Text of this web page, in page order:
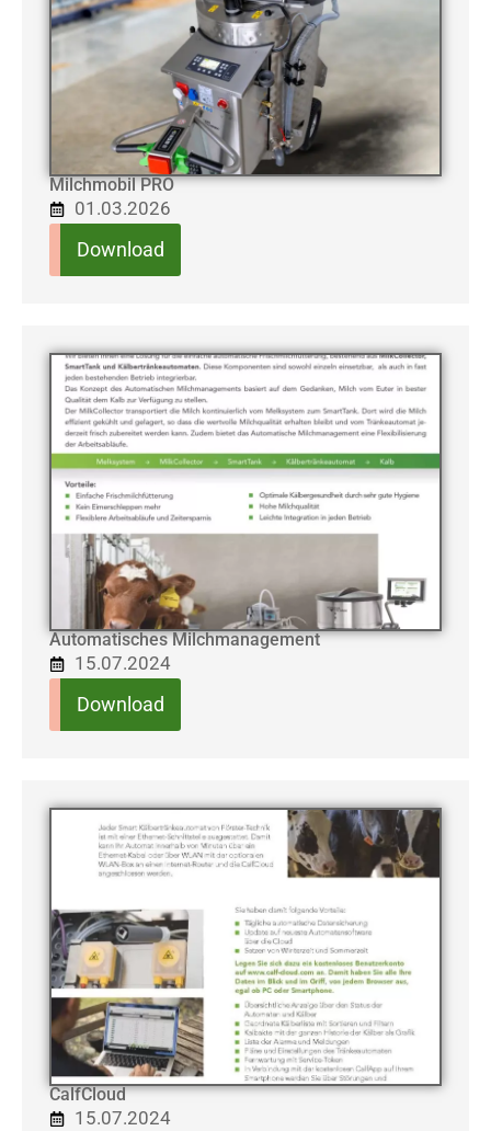
Milchmobil PRO
01.03.2026
Download
Automatisches Milchmanagement
15.07.2024
Download
CalfCloud
15.07.2024